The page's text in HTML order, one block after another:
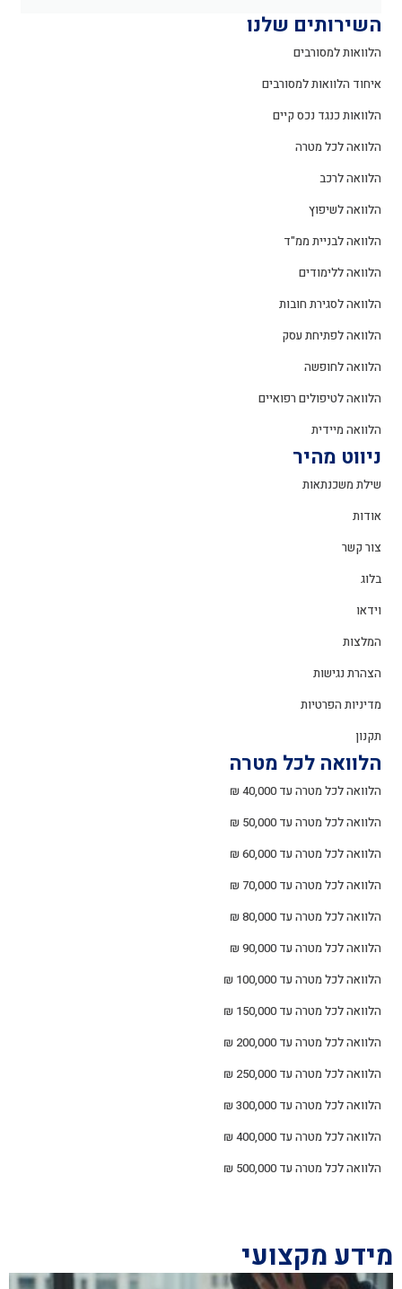
השירותים שלנו
הלוואות למסורבים
איחוד הלוואות למסורבים
הלוואות כנגד נכס קיים
הלוואה לכל מטרה
הלוואה לרכב
הלוואה לשיפוץ
הלוואה לבניית ממ"ד
הלוואה ללימודים
הלוואה לסגירת חובות
הלוואה לפתיחת עסק
הלוואה לחופשה
הלוואה לטיפולים רפואיים
הלוואה מיידית
ניווט מהיר
שילת משכנתאות
אודות
צור קשר
בלוג
וידאו
המלצות
הצהרת נגישות
מדיניות הפרטיות
תקנון
הלוואה לכל מטרה
הלוואה לכל מטרה עד 40,000 ₪
הלוואה לכל מטרה עד 50,000 ₪
הלוואה לכל מטרה עד 60,000 ₪
הלוואה לכל מטרה עד 70,000 ₪
הלוואה לכל מטרה עד 80,000 ₪
הלוואה לכל מטרה עד 90,000 ₪
הלוואה לכל מטרה עד 100,000 ₪
הלוואה לכל מטרה עד 150,000 ₪
הלוואה לכל מטרה עד 200,000 ₪
הלוואה לכל מטרה עד 250,000 ₪
הלוואה לכל מטרה עד 300,000 ₪
הלוואה לכל מטרה עד 400,000 ₪
הלוואה לכל מטרה עד 500,000 ₪
מידע מקצועי